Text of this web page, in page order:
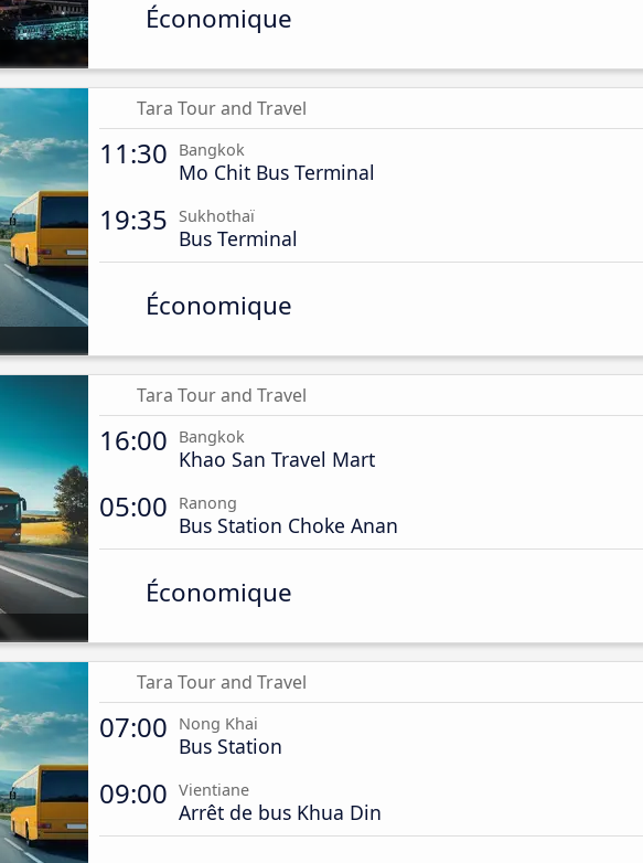
Économique
Tara Tour and Travel
11:30 Bangkok
Mo Chit Bus Terminal
19:35 Sukhothaï
Bus Terminal
Économique
Tara Tour and Travel
16:00 Bangkok
Khao San Travel Mart
05:00 Ranong
Bus Station Choke Anan
Économique
Tara Tour and Travel
07:00 Nong Khai
Bus Station
09:00 Vientiane
Arrêt de bus Khua Din